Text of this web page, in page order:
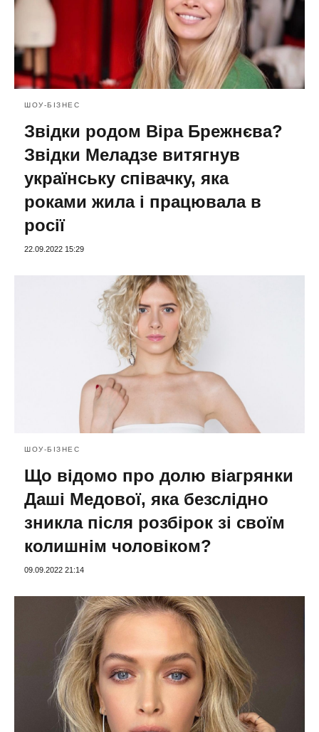
ШОУ-БІЗНЕС
Звідки родом Віра Брежнєва?
Звідки Меладзе витягнув
українську співачку, яка
роками жила і працювала в
росії
22.09.2022 15:29
ШОУ-БІЗНЕС
Що відомо про долю віагрянки
Даші Медової, яка безслідно
зникла після розбірок зі своїм
колишнім чоловіком?
09.09.2022 21:14